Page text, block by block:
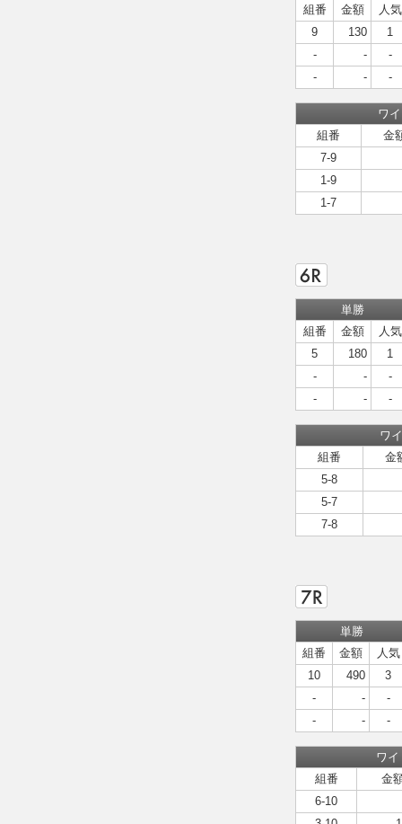
組番
金額
人気
9
130
1
-
-
-
-
- -
ワ
組番
金
7-9
1-9
1-7
単勝
組番
金額
人気
5
180
1
-
-
-
-
- -
ワ
組番
金
5-8
5-7
7-8
単勝
組番
金額
人気
10
490
3
-
-
-
-
- -
ワイ
組番
金
6-10